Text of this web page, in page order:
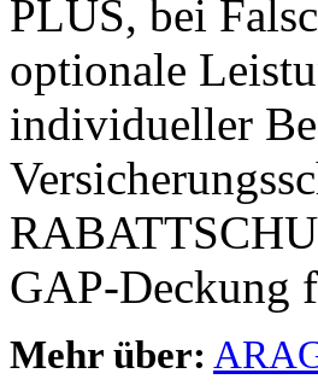
PLUS, bei
optionale
individueller
GAP-Deckung
Mehr über: